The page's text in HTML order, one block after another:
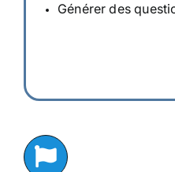
Générer des